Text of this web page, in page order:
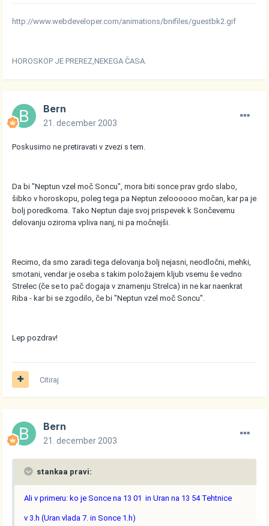
http://www.webdeveloper.com/animations/bnifiles/guestbk2.gif
HOROSKOP JE PREREZ,NEKEGA ČASA.
Bern
21. december 2003
Poskusimo ne pretiravati v zvezi s tem.
Da bi "Neptun vzel moč Soncu", mora biti sonce prav grdo slabo,
šibko v horoskopu, poleg tega pa Neptun zeloooooo močan, kar pa je
bolj poredkoma. Tako Neptun daje svoj prispevek k Sončevemu
delovanju oziroma vpliva nanj, ni pa močnejši.
Recimo, da smo zaradi tega delovanja bolj nejasni, neodločni, mehki,
smotani, vendar je oseba s takim položajem kljub vsemu še vedno
Strelec (če se to pač dogaja v znamenju Strelca) in ne kar naenkrat
Riba - kar bi se zgodilo, če bi "Neptun vzel moč Soncu".
Lep pozdrav!
Citiraj
Bern
21. december 2003
stankaa pravi:
Ali v primeru: ko je Sonce na 13 01 in Uran na 13 54 Tehtnice
v 3.h (Uran vlada 7. in Sonce 1.h)